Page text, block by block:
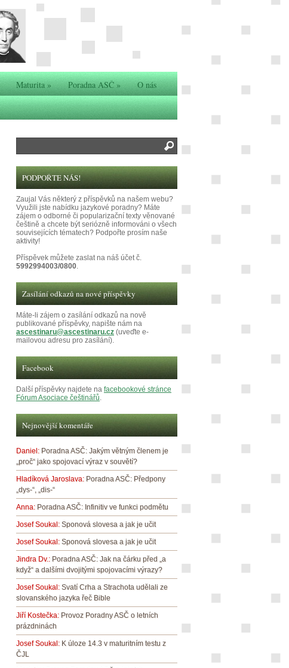
Maturita» Poradna ASČ» O nás
PODPOŘTE NÁS!
Zaujal Vás některý z příspěvků na našem webu?
Využili jste nabídku jazykové poradny? Máte
zájem o odborné či popularizační texty věnované
češtině a chcete být seriózně informováni o všech
souvisejících tématech? Podpořte prosím naše
aktivity!
Příspěvek můžete zaslat na náš účet č.
5992994003/0800.
Zasílání odkazů na nové příspěvky
Máte-li zájem o zasílání odkazů na nově
publikované příspěvky, napište nám na
ascestinaru@ascestinaru.cz (uveďte e-
mailovou adresu pro zasílání).
Facebook
Další příspěvky najdete na facebookové stránce
Fórum Asociace češtinářů.
Nejnovější komentáře
Daniel: Poradna ASČ: Jakým větným členem je
„proč“ jako spojovací výraz v souvětí?
Hladíková Jaroslava: Poradna ASČ: Předpony
„dys-“, „dis-“
Anna: Poradna ASČ: Infinitiv ve funkci podmětu
Josef Soukal: Sponová slovesa a jak je učit
Josef Soukal: Sponová slovesa a jak je učit
Jindra Dv.: Poradna ASČ: Jak na čárku před „a
když“ a dalšími dvojitými spojovacími výrazy?
Josef Soukal: Svatí Crha a Strachota udělali ze
slovanského jazyka řeč Bible
Jiří Kostečka: Provoz Poradny ASČ o letních
prázdninách
Josef Soukal: K úloze 14.3 v maturitním testu z
ČJL